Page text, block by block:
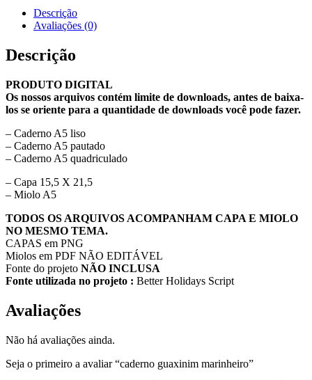
Descrição
Avaliações (0)
Descrição
PRODUTO DIGITAL
Os nossos arquivos contém limite de downloads, antes de baixa-
los se oriente para a quantidade de downloads você pode fazer.
– Caderno A5 liso
– Caderno A5 pautado
– Caderno A5 quadriculado
– Capa 15,5 X 21,5
– Miolo A5
TODOS OS ARQUIVOS ACOMPANHAM CAPA E MIOLO
NO MESMO TEMA.
CAPAS em PNG
Miolos em PDF NÃO EDITÁVEL
Fonte do projeto NÃO INCLUSA
Fonte utilizada no projeto : Better Holidays Script
Avaliações
Não há avaliações ainda.
Seja o primeiro a avaliar “caderno guaxinim marinheiro”